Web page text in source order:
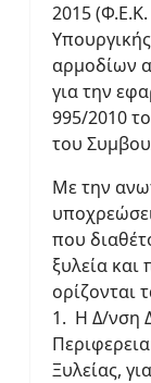
2015
αρμοδίων
για την
995/2010
του
Με την
που
ξυλεία και
ορίζονται
1. Η Δ/νση
Ξυλείας,